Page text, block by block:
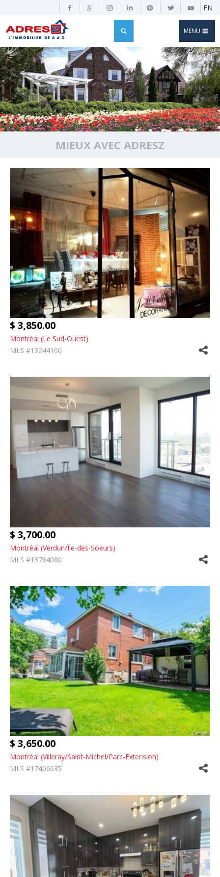
EN
MENU
MIEUX AVEC ADRESZ
$ 3,850.00
Montréal (Le Sud-Ouest)
MLS #13244160
$ 3,700.00
Montréal (Verdun/Île-des-Soeurs)
MLS #13784080
$ 3,650.00
Montréal (Villeray/Saint-Michel/Parc-Extension)
MLS #17406635